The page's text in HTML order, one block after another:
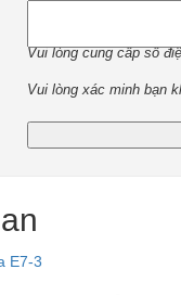
Vui lòng cung cấp số
Vui lòng xác minh bạn
E7-3